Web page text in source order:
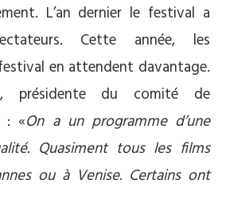
L’an dernier le festival a
Cette année, les
en attendent davantage.
présidente du comité de
: «On a un programme d’une
Quasiment tous les films
ou à Venise. Certains ont